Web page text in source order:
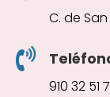
C. de
910 32 51